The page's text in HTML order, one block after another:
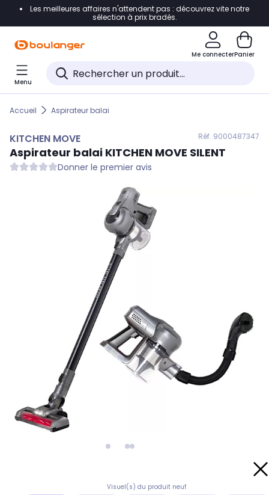
Accéder directement à la navigation
Accéder directement au pied de page
Accéder directement au chatbot
Les meilleures affaires n'attendent pas : découvrez vite notre
sélection à prix bradés.
Me connecterPanier
Menu
Accueil Aspirateur balai
KITCHEN MOVE Réf. 9000487347
Aspirateur balai KITCHEN MOVE SILENT
Donner le premier avis
Visuel(s) du produit neuf